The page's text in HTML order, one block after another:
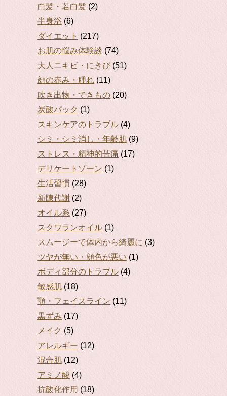
白髪・若白髪 (2)
半身浴 (6)
ダイエット (217)
お肌の悩み体験談 (74)
大人ニキビ・にきび (51)
顔の赤み・腫れ (11)
吹き出物・できもの (20)
炭酸パック (1)
スキンケアのトラブル (4)
シミ・シミ消し・年齢肌 (9)
ストレス・精神的苦痛 (17)
デリケートゾーン (1)
生活習慣 (28)
新陳代謝 (2)
オイル系 (27)
スクワランオイル (1)
スムージーで体内から綺麗に (3)
ツヤが無い・顔色が悪い (1)
ボディ部分のトラブル (4)
敏感肌 (18)
顎・フェイスライン (11)
黒ずみ (17)
メイク (5)
アレルギー (12)
混合肌 (12)
アミノ酸 (4)
抗酸化作用 (18)